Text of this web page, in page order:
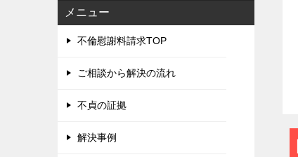
メニュー
不倫慰謝料請求TOP
ご相談から解決の流れ
不貞の証拠
解決事例